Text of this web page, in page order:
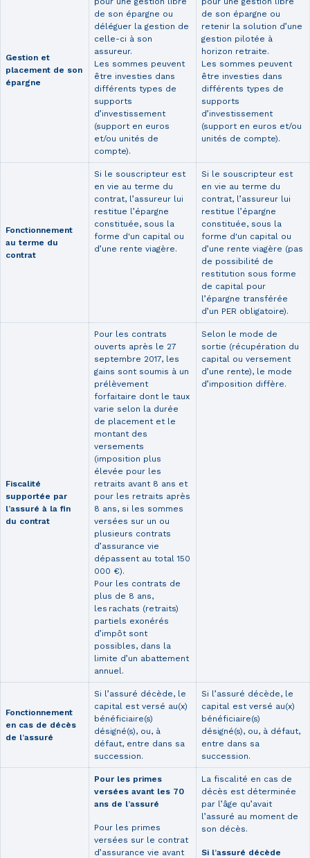
Gestion et
placement de son
épargne
de son épargne ou
déléguer la gestion de
celle-ci à son
assureur.
Les sommes peuvent
être investies dans
différents types de
supports
d’investissement
(support en euros
et/ou unités de
compte).
de son épargne ou
retenir la solution d’une
gestion pilotée à
horizon retraite.
Les sommes peuvent
être investies dans
différents types de
supports
d’investissement
(support en euros et/ou
unités de compte).
Fonctionnement
au terme du
contrat
Si le souscripteur est
en vie au terme du
contrat, l’assureur lui
restitue l’épargne
constituée, sous la
forme d'un capital ou
d’une rente viagère.
Si le souscripteur est
en vie au terme du
contrat, l’assureur lui
restitue l’épargne
constituée, sous la
forme d'un capital ou
d’une rente viagère (pas
de possibilité de
restitution sous forme
de capital pour
l’épargne transférée
d’un PER obligatoire).
Fiscalité
supportée par
l’assuré à la fin
du contrat
Pour les contrats
ouverts après le 27
septembre 2017, les
gains sont soumis à un
prélèvement
forfaitaire dont le taux
varie selon la durée
de placement et le
montant des
versements
(imposition plus
élevée pour les
retraits avant 8 ans et
pour les retraits après
8 ans, si les sommes
versées sur un ou
plusieurs contrats
d’assurance vie
dépassent au total 150
000 €).
Pour les contrats de
plus de 8 ans,
les rachats (retraits)
partiels exonérés
d’impôt sont
possibles, dans la
limite d’un abattement
annuel.
Selon le mode de
sortie (récupération du
capital ou versement
d’une rente), le mode
d’imposition diffère.
Fonctionnement
en cas de décès
de l’assuré
Si l’assuré décède, le
capital est versé au(x)
bénéficiaire(s)
désigné(s), ou, à
défaut, entre dans sa
succession.
Si l’assuré décède, le
capital est versé au(x)
bénéficiaire(s)
désigné(s), ou, à défaut,
entre dans sa
succession.
Pour les primes
versées avant les 70
ans de l’assuré
Pour les primes
versées sur le contrat
d’assurance vie avant
La fiscalité en cas de
décès est déterminée
par l’âge qu’avait
l’assuré au moment de
son décès.
Si l’assuré décède